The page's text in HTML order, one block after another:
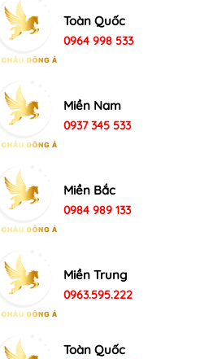
Toàn Quốc
0964 998 533
Miền Nam
0937 345 533
Miền Bắc
0984 989 133
Miền Trung
0963.595.222
Toàn Quốc